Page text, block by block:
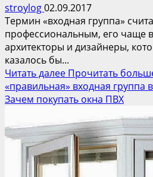
stroylog02.09.2017
Термин «входная группа»
профессиональным, его чаще
архитекторы и дизайнеры,
казалось бы...
Читать далее Прочитать
«правильная» входная группа
Зачем покупать окна ПВХ